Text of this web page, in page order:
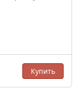
Купить